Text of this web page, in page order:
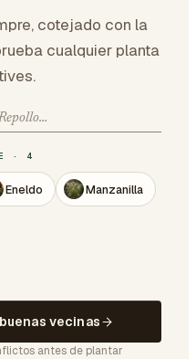
cotejado con la
cualquier planta
· 4
Eneldo Manzanilla
vecinas
antes de plantar